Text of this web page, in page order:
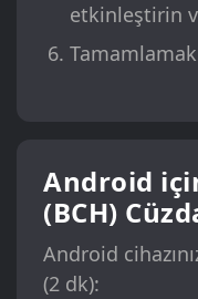
etkinleştirin
Android
(BCH)
Android
(2 dk):